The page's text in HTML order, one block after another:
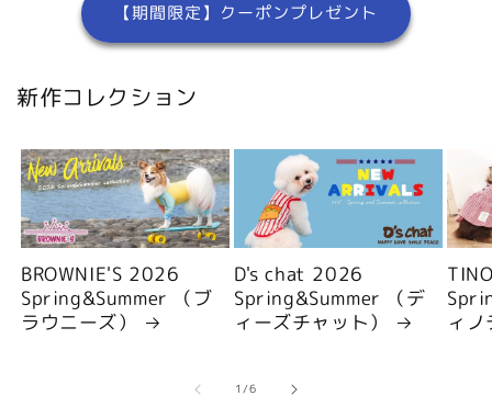
【期間限定】クーポンプレゼント
新作コレクション
BROWNIE'S 2026
Spring&Summer （ブ
ラウニーズ）
D's chat 2026
Spring&Summer （デ
ィーズチャット）
ィ
1/の
6